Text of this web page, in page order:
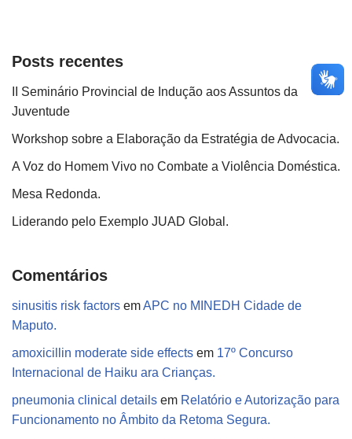
Posts recentes
II Seminário Provincial de Indução aos Assuntos da
Juventude
Workshop sobre a Elaboração da Estratégia de Advocacia.
A Voz do Homem Vivo no Combate a Violência Doméstica.
Mesa Redonda.
Liderando pelo Exemplo JUAD Global.
Comentários
sinusitis risk factors emAPC no MINEDH Cidade de
Maputo.
amoxicillin moderate side effects em 17º Concurso
Internacional de Haiku ara Crianças.
pneumonia clinical details em Relatório e Autorização para
Funcionamento no Âmbito da Retoma Segura.